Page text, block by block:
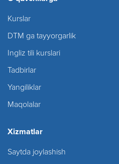
Kurslar
DTM ga tayyorgarlik
Ingliz tili kurslari
Tadbirlar
Yangiliklar
Maqolalar
Xizmatlar
Saytda joylashish